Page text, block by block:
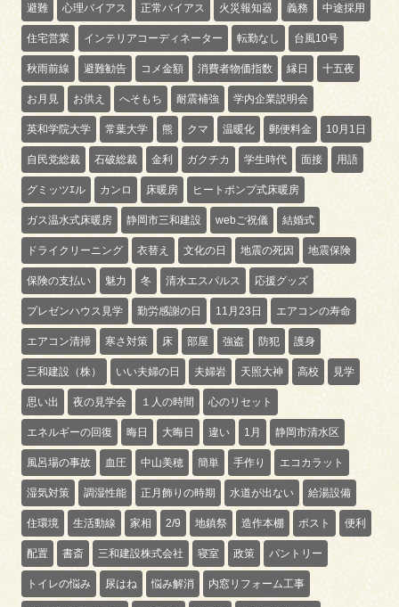
避難 心理バイアス 正常バイアス 火災報知器 義務 中途採用
住宅営業 インテリアコーディネーター 転勤なし 台風10号
秋雨前線 避難勧告 コメ金額 消費者物価指数 縁日 十五夜
お月見 お供え へそもち 耐震補強 学内企業説明会
英和学院大学 常葉大学 熊 クマ 温暖化 郵便料金 10月1日
自民党総裁 石破総裁 金利 ガクチカ 学生時代 面接 用語
グミッツｴル カンロ 床暖房 ヒートポンプ式床暖房
ガス温水式床暖房 静岡市三和建設 webご祝儀 結婚式
ドライクリーニング 衣替え 文化の日 地震の死因 地震保険
保険の支払い 魅力 冬 清水エスパルス 応援グッズ
プレゼンハウス見学 勤労感謝の日 11月23日 エアコンの寿命
エアコン清掃 寒さ対策 床 部屋 強盗 防犯 護身
三和建設（株） いい夫婦の日 夫婦岩 天照大神 高校 見学
思い出 夜の見学会 １人の時間 心のリセット
エネルギーの回復 晦日 大晦日 違い 1月 静岡市清水区
風呂場の事故 血圧 中山美穂 簡単 手作り エコカラット
湿気対策 調湿性能 正月飾りの時期 水道が出ない 給湯設備
住環境 生活動線 家相 2/9 地鎮祭 造作本棚 ポスト 便利
配置 書斎 三和建設株式会社 寝室 政策 パントリー
トイレの悩み 尿はね 悩み解消 内窓リフォーム工事